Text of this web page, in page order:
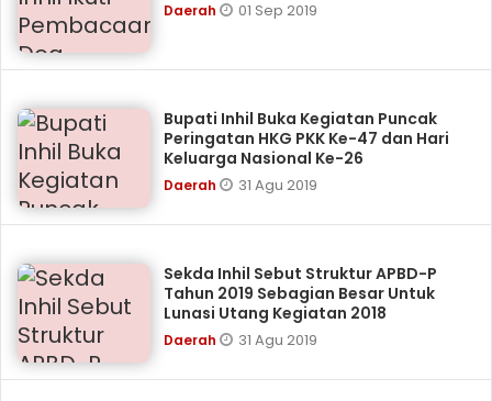
Daerah 01 Sep 2019
Bupati Inhil Buka Kegiatan Puncak
Peringatan HKG PKK Ke-47 dan Hari
Keluarga Nasional Ke-26
Daerah 31 Agu 2019
Sekda Inhil Sebut Struktur APBD-P
Tahun 2019 Sebagian Besar Untuk
Lunasi Utang Kegiatan 2018
Daerah 31 Agu 2019